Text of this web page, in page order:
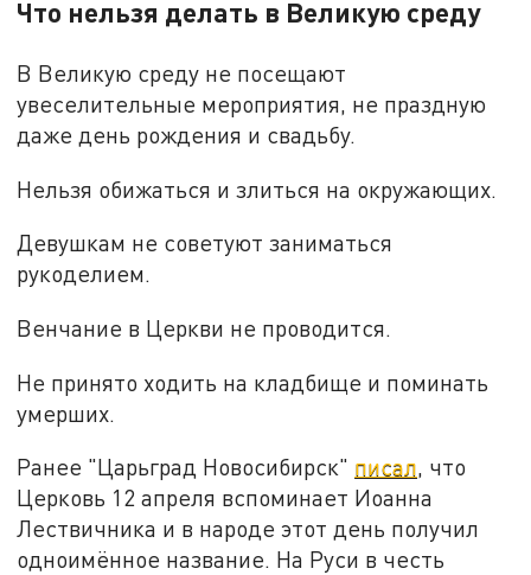
Что нельзя делать в Великую среду
В Великую среду не посещают
увеселительные мероприятия, не праздную
даже день рождения и свадьбу.
Нельзя обижаться и злиться на окружающих.
Девушкам не советуют заниматься
рукоделием.
Венчание в Церкви не проводится.
Не принято ходить на кладбище и поминать
умерших.
Ранее "Царьград Новосибирск" писал, что
Церковь 12 апреля вспоминает Иоанна
Лествичника и в народе этот день получил
одноимённое название. На Руси в честь